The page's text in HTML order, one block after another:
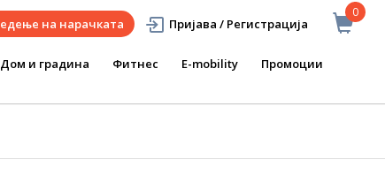
0
на нарачката Пријава / Регистрација
Дом и градина Фитнес E-mobility
Промоции